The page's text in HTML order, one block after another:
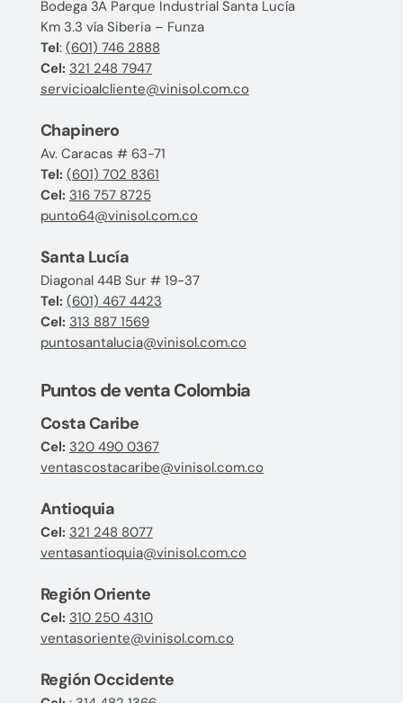
Bodega 3A Parque Industrial Santa Lucía
Km 3.3 vía Siberia – Funza
Tel: (601) 746 2888
Cel: 321 248 7947
servicioalcliente@vinisol.com.co
Chapinero
Av. Caracas # 63-71
Tel: (601) 702 8361
Cel: 316 757 8725
punto64@vinisol.com.co
Santa Lucía
Diagonal 44B Sur # 19-37
Tel: (601) 467 4423
Cel: 313 887 1569
puntosantalucia@vinisol.com.co
Puntos de venta Colombia
Costa Caribe
Cel: 320 490 0367
ventascostacaribe@vinisol.com.co
Antioquia
Cel: 321 248 8077
ventasantioquia@vinisol.com.co
Región Oriente
Cel: 310 250 4310
ventasoriente@vinisol.com.co
Región Occidente